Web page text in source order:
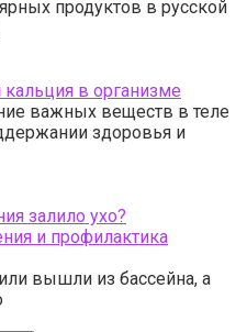
продуктов в русской
в организме
важных веществ в теле
здоровья и
залило ухо?
и профилактика
вышли из бассейна, а